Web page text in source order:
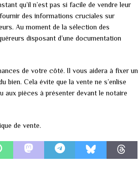
qu’il n’est pas si facile de vendre leur
des informations cruciales sur
Au moment de la sélection des
disposant d’une documentation
de votre côté. Il vous aidera à fixer un
bien. Cela évite que la vente ne s’enlise
aux pièces à présenter devant le notaire
de vente.